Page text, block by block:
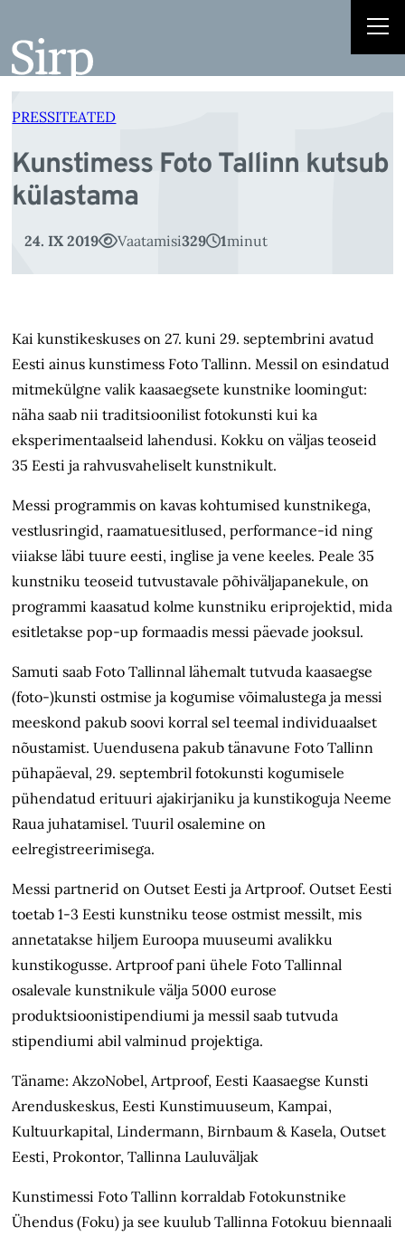
juurde
PRESSITEATED
Kunstimess Foto Tallinn kutsub
külastama
24. IX 2019 Vaatamisi329 1minut
Kai kunstikeskuses on 27. kuni 29. septembrini avatud
Eesti ainus kunstimess Foto Tallinn. Messil on esindatud
mitmekülgne valik kaasaegsete kunstnike loomingut:
näha saab nii traditsioonilist fotokunsti kui ka
eksperimentaalseid lahendusi. Kokku on väljas teoseid
35 Eesti ja rahvusvaheliselt kunstnikult.
Messi programmis on kavas kohtumised kunstnikega,
vestlusringid, raamatuesitlused, performance-id ning
viiakse läbi tuure eesti, inglise ja vene keeles. Peale 35
kunstniku teoseid tutvustavale põhiväljapanekule, on
programmi kaasatud kolme kunstniku eriprojektid, mida
esitletakse pop-up formaadis messi päevade jooksul.
Samuti saab Foto Tallinnal lähemalt tutvuda kaasaegse
(foto-)kunsti ostmise ja kogumise võimalustega ja messi
meeskond pakub soovi korral sel teemal individuaalset
nõustamist. Uuendusena pakub tänavune Foto Tallinn
pühapäeval, 29. septembril fotokunsti kogumisele
pühendatud erituuri ajakirjaniku ja kunstikoguja Neeme
Raua juhatamisel. Tuuril osalemine on
eelregistreerimisega.
Messi partnerid on Outset Eesti ja Artproof. Outset Eesti
toetab 1-3 Eesti kunstniku teose ostmist messilt, mis
annetatakse hiljem Euroopa muuseumi avalikku
kunstikogusse. Artproof pani ühele Foto Tallinnal
osalevale kunstnikule välja 5000 eurose
produktsioonistipendiumi ja messil saab tutvuda
stipendiumi abil valminud projektiga.
Täname: AkzoNobel, Artproof, Eesti Kaasaegse Kunsti
Arenduskeskus, Eesti Kunstimuuseum, Kampai,
Kultuurkapital, Lindermann, Birnbaum & Kasela, Outset
Eesti, Prokontor, Tallinna Lauluväljak
Kunstimessi Foto Tallinn korraldab Fotokunstnike
Ühendus (Foku) ja see kuulub Tallinna Fotokuu biennaali